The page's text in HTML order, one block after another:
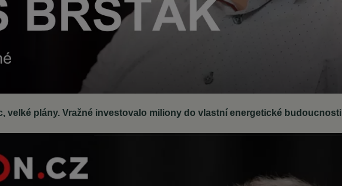
velké plány. Vražné investovalo miliony do vlastní energetické budoucnosti